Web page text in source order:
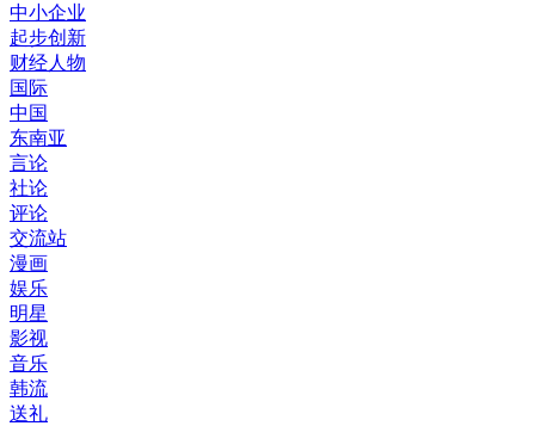
中小企业
起步创新
财经人物
国际
中国
东南亚
言论
社论
评论
交流站
漫画
娱乐
明星
影视
音乐
韩流
送礼